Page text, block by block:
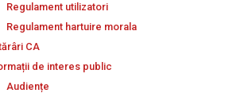
Regulament utilizatori
Regulament hartuire morala
CA
de interes public
Audiențe